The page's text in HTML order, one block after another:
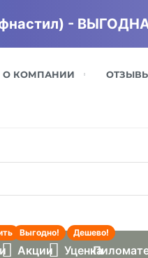
-
О КОМПАНИИ
Акции
Выгодно!
Уценка
Дешево!